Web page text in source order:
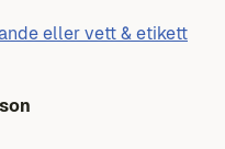
eller vett & etikett